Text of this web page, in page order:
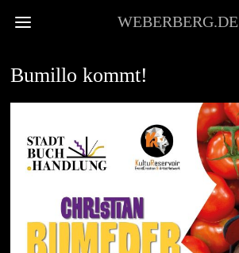
WEBERBERG.DE
Bumillo kommt!